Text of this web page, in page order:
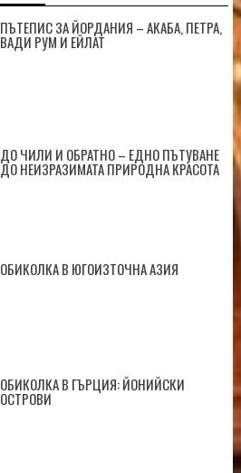
ПЪТЕПИС ЗА ЙОРДАНИЯ – АКАБА, ПЕТРА,
ВАДИ РУМ И ЕЙЛАТ
ДО ЧИЛИ И ОБРАТНО – ЕДНО ПЪТУВАНЕ
ДО НЕИЗРАЗИМАТА ПРИРОДНА КРАСОТА
ОБИКОЛКА В ЮГОИЗТОЧНА АЗИЯ
ОБИКОЛКА В ГЪРЦИЯ: ЙОНИЙСКИ
ОСТРОВИ